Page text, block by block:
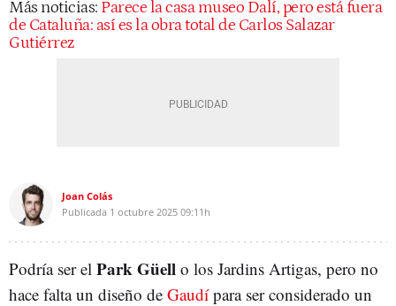
Más noticias: Parece la casa museo Dalí, pero está fuera
de Cataluña: así es la obra total de Carlos Salazar
Gutiérrez
Joan Colás
Publicada 1 octubre 2025 09:11h
Podría ser el Park Güell o los Jardins Artigas, pero no
hace falta un diseño de Gaudípara ser considerado un